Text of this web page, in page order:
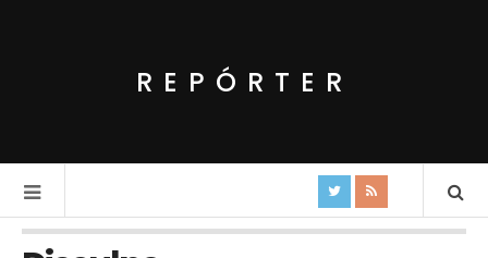
REPÓRTER